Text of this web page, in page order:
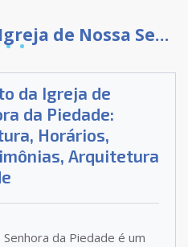
Guia Completo da Igreja de Nossa Senhora da Piedade: História, Cultura, Horários, Eventos, Cerimônias, Arquitetura e Comunidade
da Igreja de
da Piedade:
Horários,
Arquitetura
da Piedade é um